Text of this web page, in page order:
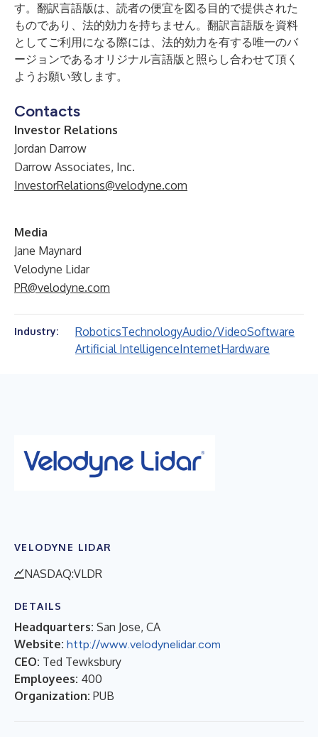
す。翻訳言語版は、読者の便宜を図る目的で提供された
ものであり、法的効力を持ちません。翻訳言語版を資料
としてご利用になる際には、法的効力を有する唯一のバ
ージョンであるオリジナル言語版と照らし合わせて頂く
ようお願い致します。
Contacts
Investor Relations
Jordan Darrow
Darrow Associates, Inc.
InvestorRelations@velodyne.com
Media
Jane Maynard
Velodyne Lidar
PR@velodyne.com
Industry: RoboticsTechnologyAudio/VideoSoftware
Artificial IntelligenceInternetHardware
VELODYNE LIDAR
NASDAQ:VLDR
DETAILS
Headquarters: San Jose, CA
Website: http://www.velodynelidar.com
CEO: Ted Tewksbury
Employees: 400
Organization: PUB